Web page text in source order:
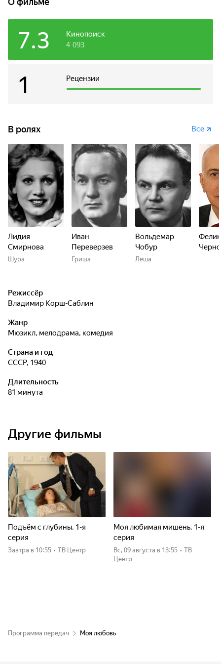
Кинопоиск
7.3 4 093
Рецензии
1
В ролях Все
Лидия
Смирнова
Шура
Иван
Переверзев
Гриша
Вольдемар
Чобур
Лёша
Режиссёр
Владимир Корш-Саблин
Жанр
мюзикл, мелодрама, комедия
Страна и год
СССР, 1940
Длительность
81 минута
Другие фильмы
Подъём с глубины. 1-я
серия
Завтра в 10:55 • ТВ Центр
Моя любимая мишень. 1-я
серия
вс, 09 августа в 13:55 • ТВ
Центр
Программа передач Моя любовь